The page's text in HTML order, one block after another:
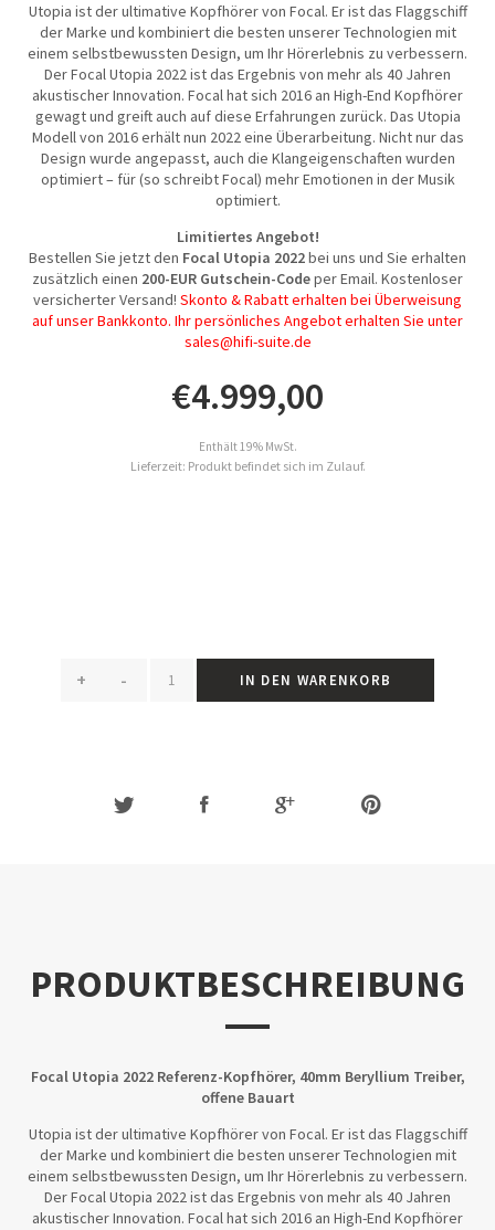
Utopia ist der ultimative Kopfhörer von Focal. Er ist das Flaggschiff
der Marke und kombiniert die besten unserer Technologien mit
einem selbstbewussten Design, um Ihr Hörerlebnis zu verbessern.
Der Focal Utopia 2022 ist das Ergebnis von mehr als 40 Jahren
akustischer Innovation. Focal hat sich 2016 an High-End Kopfhörer
gewagt und greift auch auf diese Erfahrungen zurück. Das Utopia
Modell von 2016 erhält nun 2022 eine Überarbeitung. Nicht nur das
Design wurde angepasst, auch die Klangeigenschaften wurden
optimiert – für (so schreibt Focal) mehr Emotionen in der Musik
optimiert.
Limitiertes Angebot!
Bestellen Sie jetzt den Focal Utopia 2022bei uns und Sie erhalten
zusätzlich einen 200-EUR Gutschein-Codeper Email. Kostenloser
versicherter Versand! Skonto & Rabatt erhalten bei Überweisung
auf unser Bankkonto. Ihr persönliches Angebot erhalten Sie unter
sales@hifi-suite.de
€4.999,00
Enthält 19% MwSt.
Lieferzeit: Produkt befindet sich im Zulauf.
+ - IN DEN WARENKORB
PRODUKTBESCHREIBUNG
Focal Utopia 2022 Referenz-Kopfhörer, 40mm Beryllium Treiber,
offene Bauart
Utopia ist der ultimative Kopfhörer von Focal. Er ist das Flaggschiff
der Marke und kombiniert die besten unserer Technologien mit
einem selbstbewussten Design, um Ihr Hörerlebnis zu verbessern.
Der Focal Utopia 2022 ist das Ergebnis von mehr als 40 Jahren
akustischer Innovation. Focal hat sich 2016 an High-End Kopfhörer